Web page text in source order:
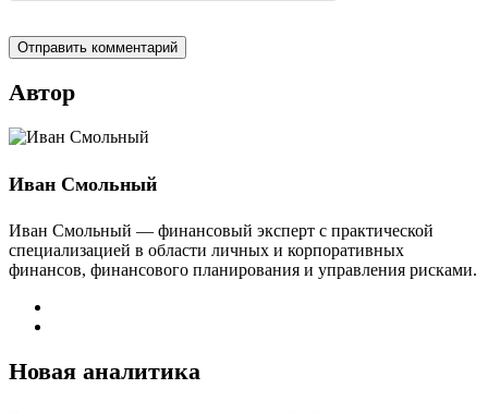
Автор
Иван Смольный
Иван Смольный — финансовый эксперт с практической
специализацией в области личных и корпоративных
финансов, финансового планирования и управления рисками.
Новая аналитика